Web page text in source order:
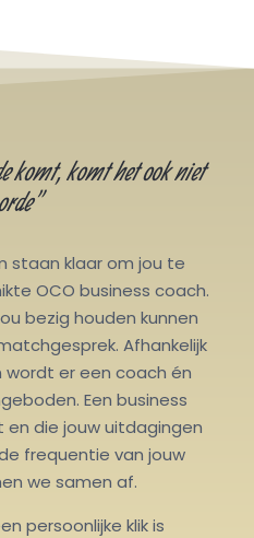
komt, komt het ook niet
staan klaar om jou te
OCO business coach.
bezig houden kunnen
Afhankelijk
er een coach én
Een business
die jouw uitdagingen
frequentie van jouw
we samen af.
persoonlijke klik is